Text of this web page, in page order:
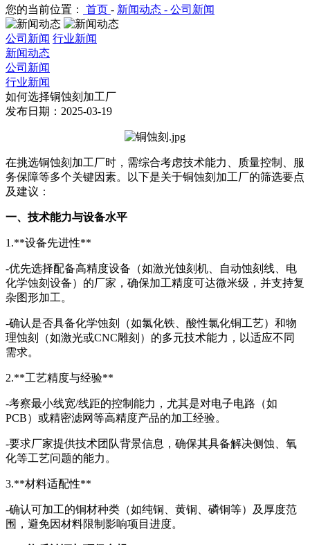
您的当前位置： 首页 - 新闻动态 - 公司新闻
公司新闻 行业新闻
新闻动态
公司新闻
行业新闻
如何选择铜蚀刻加工厂
发布日期：2025-03-19
在挑选铜蚀刻加工厂时，需综合考虑技术能力、质量控制、服
务保障等多个关键因素。以下是关于铜蚀刻加工厂的筛选要点
及建议：
一、技术能力与设备水平
1.**设备先进性**
-优先选择配备高精度设备（如激光蚀刻机、自动蚀刻线、电
化学蚀刻设备）的厂家，确保加工精度可达微米级，并支持复
杂图形加工。
-确认是否具备化学蚀刻（如氯化铁、酸性氯化铜工艺）和物
理蚀刻（如激光或CNC雕刻）的多元技术能力，以适应不同
需求。
2.**工艺精度与经验**
-考察最小线宽/线距的控制能力，尤其是对电子电路（如
PCB）或精密滤网等高精度产品的加工经验。
-要求厂家提供技术团队背景信息，确保其具备解决侧蚀、氧
化等工艺问题的能力。
3.**材料适配性**
-确认可加工的铜材种类（如纯铜、黄铜、磷铜等）及厚度范
围，避免因材料限制影响项目进度。